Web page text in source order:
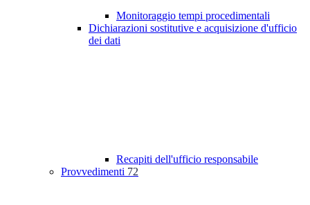
Monitoraggio tempi procedimentali
Dichiarazioni sostitutive e acquisizione d'ufficio
dei dati
Recapiti dell'ufficio responsabile
Provvedimenti 72